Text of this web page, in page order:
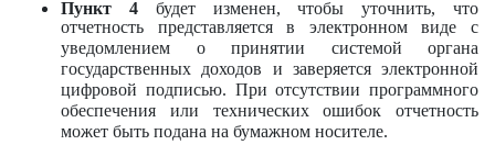
Пункт 4будет изменен, чтобы уточнить, что
отчетность представляется в электронном виде с
уведомлением о принятии системой органа
государственных доходов и заверяется электронной
цифровой подписью. При отсутствии программного
обеспечения или технических ошибок отчетность
может быть подана на бумажном носителе.